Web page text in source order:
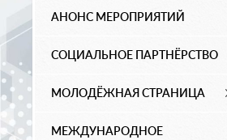
АНОНС МЕРОПРИЯТИЙ
СОЦИАЛЬНОЕ ПАРТНЁРСТВО
МОЛОДЁЖНАЯ СТРАНИЦА
МЕЖДУНАРОДНОЕ